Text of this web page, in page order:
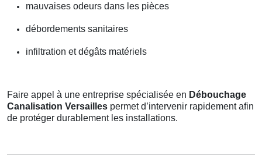
mauvaises odeurs dans les pièces
débordements sanitaires
infiltration et dégâts matériels
Faire appel à une entreprise spécialisée en Débouchage
Canalisation Versailles permet d’intervenir rapidement afin
de protéger durablement les installations.